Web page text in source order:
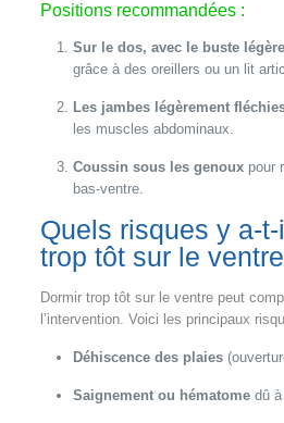
Positions recommandées :
Sur le dos, avec le buste
grâce à des oreillers ou un lit
Les jambes légèrement
les muscles abdominaux.
Coussin sous les genouxpour
bas-ventre.
Quels risques y a-
trop tôt sur le
Dormir trop tôt sur le ventre peut
l’intervention. Voici les principaux
Déhiscence des plaies
Saignement ou hématomedû à